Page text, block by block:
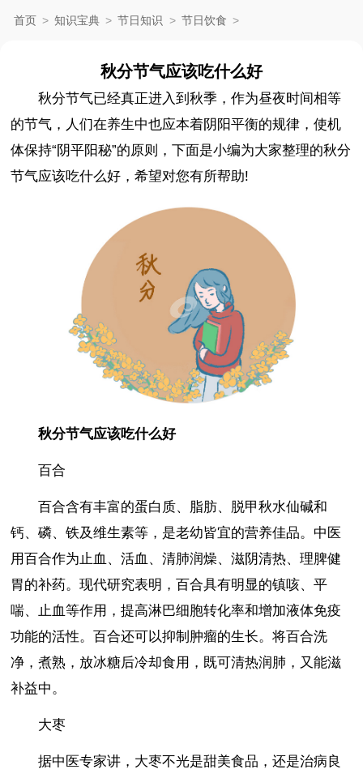
首页 > 知识宝典 > 节日知识 > 节日饮食 >
秋分节气应该吃什么好
秋分节气已经真正进入到秋季，作为昼夜时间相等
的节气，人们在养生中也应本着阴阳平衡的规律，使机
体保持“阴平阳秘”的原则，下面是小编为大家整理的秋分
节气应该吃什么好，希望对您有所帮助!
秋分节气应该吃什么好
百合
百合含有丰富的蛋白质、脂肪、脱甲秋水仙碱和
钙、磷、铁及维生素等，是老幼皆宜的营养佳品。中医
用百合作为止血、活血、清肺润燥、滋阴清热、理脾健
胃的补药。现代研究表明，百合具有明显的镇咳、平
喘、止血等作用，提高淋巴细胞转化率和增加液体免疫
功能的活性。百合还可以抑制肿瘤的生长。将百合洗
净，煮熟，放冰糖后冷却食用，既可清热润肺，又能滋
补益中。
大枣
据中医专家讲，大枣不光是甜美食品，还是治病良